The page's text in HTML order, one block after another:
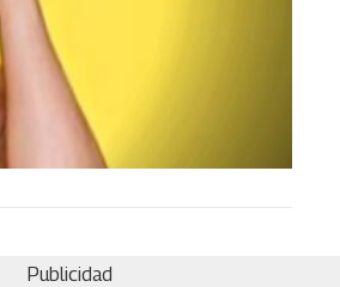
Publicidad